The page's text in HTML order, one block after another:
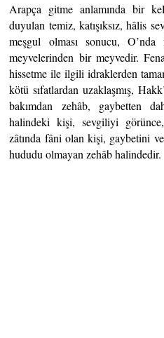
Arapça gitme anlamında bir
duyulan temiz, katışıksız, hâlis
meşgul olması sonucu,
meyvelerinden bir meyvedir.
hissetme ile ilgili idraklerden
kötü sıfatlardan uzaklaşmış,
bakımdan zehâb, gaybetten
halindeki kişi, sevgiliyi
zâtında fâni olan kişi, gaybetini
hududu olmayan zehâb halindedir.